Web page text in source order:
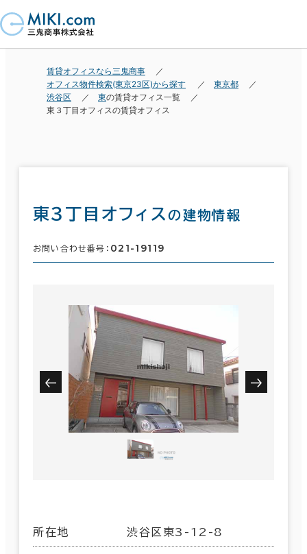
賃貸オフィスなら三鬼商事
オフィス物件検索(東京23区)から探す
東京都
渋谷区
東の賃貸オフィス一覧
東３丁目オフィスの賃貸オフィス
東３丁目オフィスの建物情報
お問い合わせ番号： 021-19119
所在地 渋谷区東3-12-8